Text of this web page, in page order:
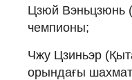
Цзюй Вэньцзюнь
чемпионы;
Чжу Цзиньэр
орындағы